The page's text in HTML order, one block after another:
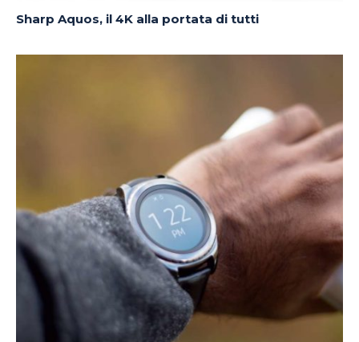
Sharp Aquos, il 4K alla portata di tutti